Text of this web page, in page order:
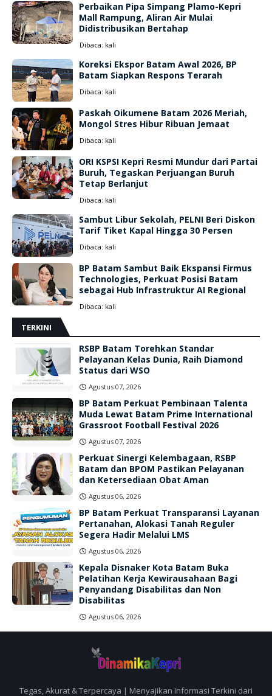
Perbaikan Pipa Simpang Plamo-Kepri
Mall Rampung, Aliran Air Mulai
Didistribusikan Bertahap
Dibaca: kali
Koreksi Ekspor Batam Awal 2026, BP
Batam Siapkan Respons Terarah
Dibaca: kali
Paskah Oikumene Batam 2026 Meriah,
Mongol Stres Hibur Ribuan Jemaat
Dibaca: kali
ORI KSPSI Kepri Resmi Mundur dari Partai
Buruh, Tegaskan Perjuangan Buruh
Tetap Berlanjut
Dibaca: kali
Sambut Libur Sekolah, PELNI Beri Diskon
Tarif Tiket Kapal Hingga 30 Persen
Dibaca: kali
BP Batam Sambut Baik Ekspansi Firmus
Technologies, Perkuat Posisi Batam
sebagai Hub Infrastruktur AI Regional
Dibaca: kali
TERKINI
RSBP Batam Torehkan Standar
Pelayanan Kelas Dunia, Raih Diamond
Status dari WSO
Agustus 07, 2026
BP Batam Perkuat Pembinaan Talenta
Muda Lewat Batam Prime International
Grassroot Football Festival 2026
Agustus 07, 2026
Perkuat Sinergi Kelembagaan, RSBP
Batam dan BPOM Pastikan Pelayanan
dan Ketersediaan Obat Aman
Agustus 06, 2026
BP Batam Perkuat Transparansi Layanan
Pertanahan, Alokasi Tanah Reguler
Segera Hadir Melalui LMS
Agustus 06, 2026
Kepala Disnaker Kota Batam Buka
Pelatihan Kerja Kewirausahaan Bagi
Penyandang Disabilitas dan Non
Disabilitas
Agustus 06, 2026
Tegas, Akurat & Terpercaya | Menyajikan Informasi Terkini dari